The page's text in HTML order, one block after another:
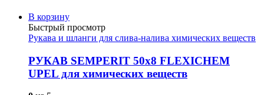
В корзину
Быстрый просмотр
Рукава и шланги для слива-налива химических веществ
РУКАВ SEMPERIT 50х8 FLEXICHEM
UPEL для химических веществ